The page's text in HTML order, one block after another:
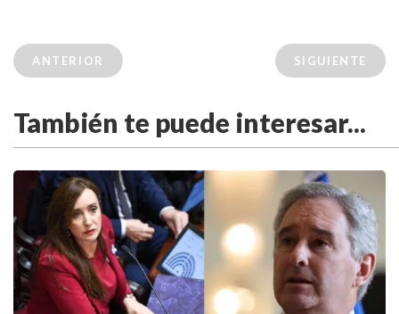
ANTERIOR SIGUIENTE
También te puede interesar...